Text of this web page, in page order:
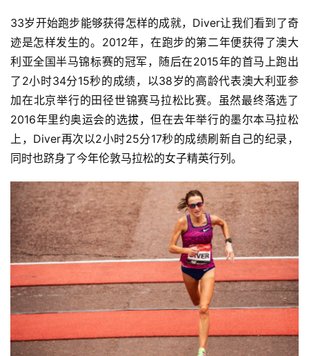
33岁开始跑步能够获得怎样的成就，Diver让我们看到了奇
迹是怎样发生的。2012年，在跑步的第二年便获得了澳大
利亚全国半马锦标赛的冠军，随后在2015年的首马上跑出
了2小时34分15秒的成绩，以38岁的高龄代表澳大利亚参
加在北京举行的田径世锦赛马拉松比赛。虽然最终落选了
2016年里约奥运会的选拔，但在去年举行的墨尔本马拉松
上，Diver再次以2小时25分17秒的成绩刷新自己的纪录，
同时也跻身了今年伦敦马拉松的女子精英行列。